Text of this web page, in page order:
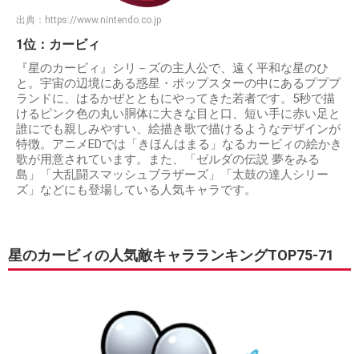
出典： https://www.nintendo.co.jp
1位：カービィ
『星のカービィ』シリ－ズの主人公で、遠く平和な星のひ
と。宇宙の辺境にある惑星・ポップスターの中にあるプププ
ランドに、はるかぜとともにやってきた若者です。5秒で描
けるピンク色の丸い胴体に大きな目と口、短い手に赤い足と
誰にでも親しみやすい、絵描き歌で描けるようなデザインが
特徴。アニメEDでは「きほんはまる」なるカービィの絵かき
歌が用意されています。また、「ゼルダの伝説 夢をみる
島」「大乱闘スマッシュブラザーズ」「太鼓の達人シリー
ズ」などにも登場している人気キャラです。
星のカービィの人気敵キャラランキングTOP75-71